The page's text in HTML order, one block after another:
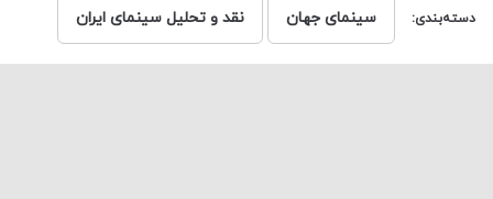
دسته‌بندی: سینمای جهان نقد و تحلیل سینمای ایران